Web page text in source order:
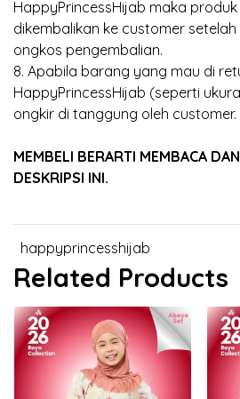
HappyPrincessHijab maka
dikembalikan ke customer
ongkos pengembalian.
8. Apabila barang yang mau di
HappyPrincessHijab (seperti
ongkir di tanggung oleh customer.
MEMBELI BERARTI MEMBACA
DESKRIPSI INI.
happyprincesshijab
Related Products